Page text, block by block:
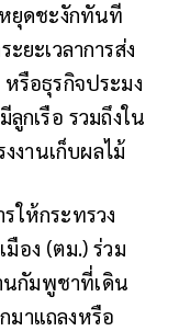
หยุดชะงักทันที
ยะเวลาการส่ง
รือธุรกิจประมง
ลูกเรือ รวมถึงใน
านเก็บผลไม้
ให้กระทรวง
มือง (ตม.) ร่วม
นกัมพูชาที่เดิน
มาแถลงหรือ